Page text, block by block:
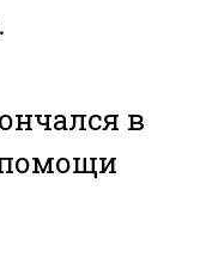
в
помощи